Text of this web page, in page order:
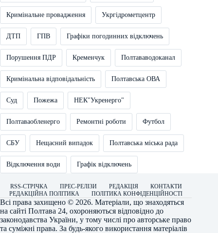
Кримінальне провадження Укргідрометцентр
ДТП ГПВ Графіки погодинних відключень
Порушення ПДР Кременчук Полтававодоканал
Кримінальна відповідальність Полтавська ОВА
Суд Пожежа НЕК"Укренерго"
Полтаваобленерго Ремонтні роботи Футбол
СБУ Нещасний випадок Полтавська міська рада
Відключення води Графік відключень
RSS-СТРІЧКА ПРЕС-РЕЛІЗИ РЕДАКЦІЯ
КОНТАКТИ
РЕДАКЦІЙНА ПОЛІТИКА
ПОЛІТИКА КОНФІДЕНЦІЙНОСТІ
Всі права захищено © 2026. Матеріали, що знаходяться
на сайті Полтава 24, охороняються відповідно до
законодавства України, у тому числі про авторське право
та суміжні права. За будь-якого використання матеріалів